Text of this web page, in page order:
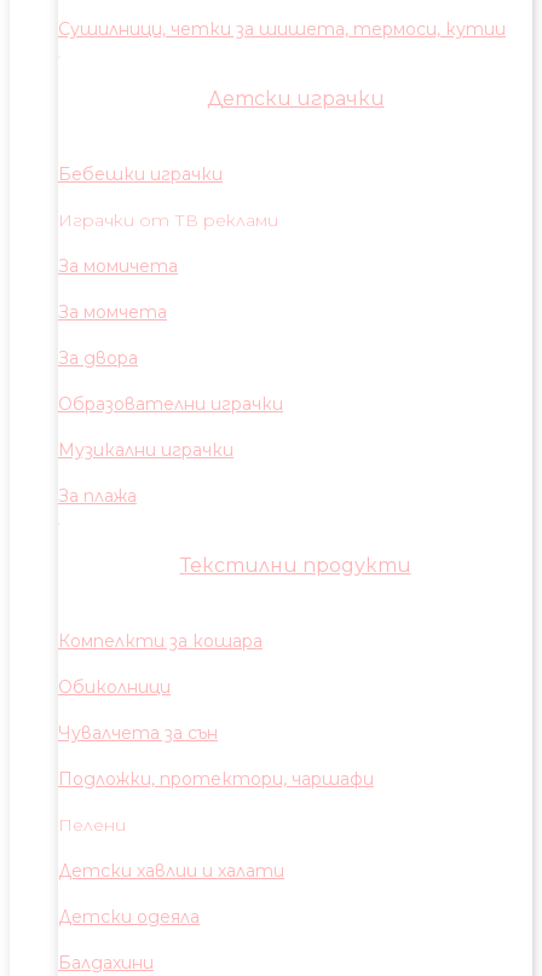
Сушилници, четки за шишета, термоси, кутии
Детски играчки
Бебешки играчки
Играчки от ТВ реклами
За момичета
За момчета
За двора
Образователни играчки
Музикални играчки
За плажа
Текстилни продукти
Компелкти за кошара
Обиколници
Чувалчета за сън
Подложки, протектори, чаршафи
Пелени
Детски хавлии и халати
Детски одеяла
Балдахини